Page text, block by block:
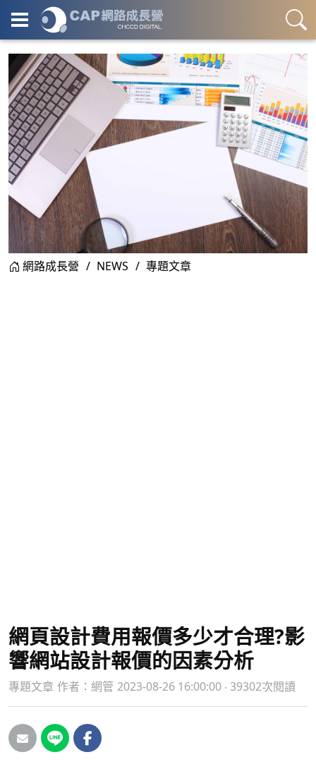
網路成長營 NEWS 專題文章
網頁設計費用報價多少才合理?影
響網站設計報價的因素分析
專題文章 作者： 網管 2023-08-26 16:00:00 ‧ 39302次閱讀